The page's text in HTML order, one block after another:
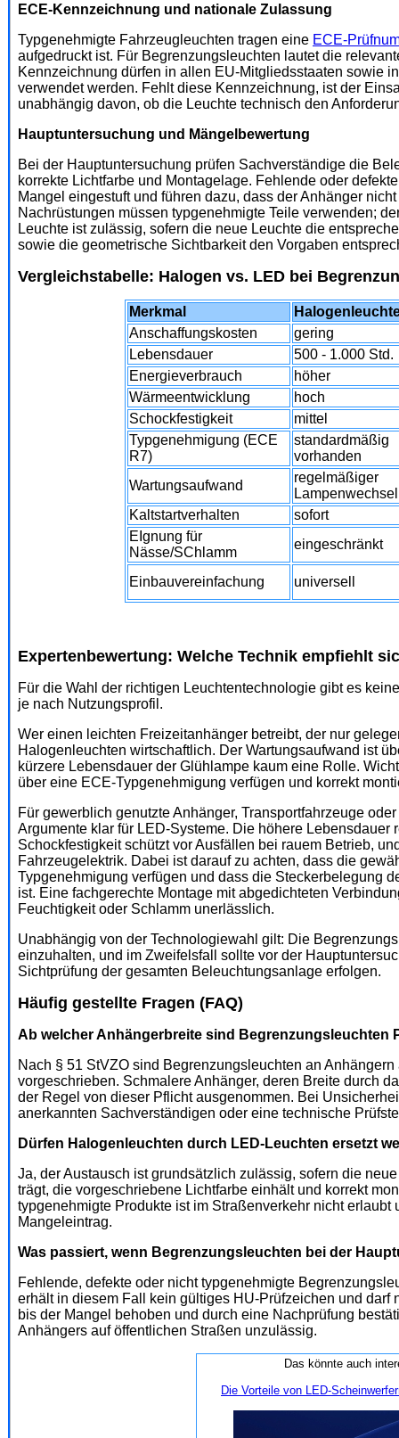
ECE-Kennzeichnung und nationale Zulassung
Typgenehmigte Fahrzeugleuchten tragen eine ECE-
aufgedruckt ist. Für Begrenzungsleuchten lautet die
Kennzeichnung dürfen in allen EU-Mitgliedsstaaten sowie
verwendet werden. Fehlt diese Kennzeichnung, ist der
unabhängig davon, ob die Leuchte technisch den
Hauptuntersuchung und Mängelbewertung
Bei der Hauptuntersuchung prüfen Sachverständige die
korrekte Lichtfarbe und Montagelage. Fehlende oder
Mangel eingestuft und führen dazu, dass der Anhänger
Nachrüstungen müssen typgenehmigte Teile verwenden;
Leuchte ist zulässig, sofern die neue Leuchte die
sowie die geometrische Sichtbarkeit den Vorgaben
Vergleichstabelle: Halogen vs. LED bei
Merkmal
Anschaffungskosten
gering
Lebensdauer
500 - 1.000 Std.
Energieverbrauch
höher
Wärmeentwicklung
hoch
Schockfestigkeit
mittel
Typgenehmigung (ECE
R7)
standardmäßig
vorhanden
Wartungsaufwand
regelmäßiger
Lampenwechsel
Kaltstartverhalten
sofort
EIgnung für
Nässe/SChlamm
eingeschränkt
Einbauvereinfachung universell
Expertenbewertung: Welche Technik empfiehlt
Für die Wahl der richtigen Leuchtentechnologie gibt es
je nach Nutzungsprofil.
Wer einen leichten Freizeitanhänger betreibt, der nur
Halogenleuchten wirtschaftlich. Der Wartungsaufwand ist
kürzere Lebensdauer der Glühlampe kaum eine Rolle.
über eine ECE-Typgenehmigung verfügen und korrekt
Für gewerblich genutzte Anhänger, Transportfahrzeuge
Argumente klar für LED-Systeme. Die höhere
Schockfestigkeit schützt vor Ausfällen bei rauem Betrieb,
Fahrzeugelektrik. Dabei ist darauf zu achten, dass die
Typgenehmigung verfügen und dass die Steckerbelegung
ist. Eine fachgerechte Montage mit abgedichteten
Feuchtigkeit oder Schlamm unerlässlich.
Unabhängig von der Technologiewahl gilt: Die
einzuhalten, und im Zweifelsfall sollte vor der
Sichtprüfung der gesamten Beleuchtungsanlage erfolgen.
Häufig gestellte Fragen (FAQ)
Ab welcher Anhängerbreite sind Begrenzungsleuchten
Nach § 51 StVZO sind Begrenzungsleuchten an
vorgeschrieben. Schmalere Anhänger, deren Breite durch
der Regel von dieser Pflicht ausgenommen. Bei
anerkannten Sachverständigen oder eine technische
Dürfen Halogenleuchten durch LED-Leuchten ersetzt
Ja, der Austausch ist grundsätzlich zulässig, sofern die
trägt, die vorgeschriebene Lichtfarbe einhält und korrekt
typgenehmigte Produkte ist im Straßenverkehr nicht
Mangeleintrag.
Was passiert, wenn Begrenzungsleuchten bei der
Fehlende, defekte oder nicht typgenehmigte
erhält in diesem Fall kein gültiges HU-Prüfzeichen und
bis der Mangel behoben und durch eine Nachprüfung
Anhängers auf öffentlichen Straßen unzulässig.
Das könnte auch
Die Vorteile von LED-